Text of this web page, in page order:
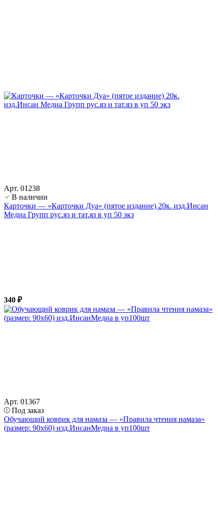
Арт. 01238
В наличии
Карточки — «Карточки Дуа» (пятое издание) 20к. изд.Инсан
Медиа Групп рус.яз и тат.яз в уп 50 экз
340 ₽
Арт. 01367
Под заказ
Обучающий коврик для намаза — «Правила чтения намаза»
(размер: 90х60) изд.ИнсанМедиа в уп100шт